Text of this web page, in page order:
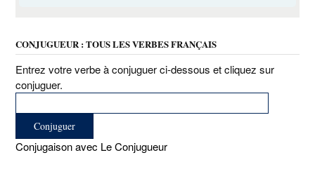
CONJUGUEUR : TOUS LES VERBES FRANÇAIS
Entrez votre verbe à conjuguer ci-dessous et cliquez sur
conjuguer.
Conjugaison avec Le Conjugueur